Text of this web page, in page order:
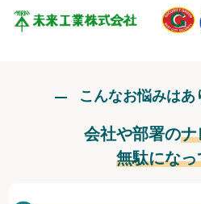
こんなお悩みはあ
会社や部署のナ
無駄になっ